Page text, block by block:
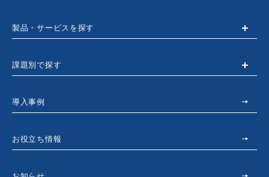
製品・サービスを探す
課題別で探す
導入事例
お役立ち情報